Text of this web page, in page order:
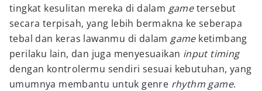
tingkat kesulitan mereka di dalam gametersebut
secara terpisah, yang lebih bermakna ke seberapa
tebal dan keras lawanmu di dalam game ketimbang
perilaku lain, dan juga menyesuaikan input timing
dengan kontrolermu sendiri sesuai kebutuhan, yang
umumnya membantu untuk genre rhythm game.